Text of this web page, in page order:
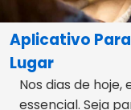
Aplicativo Para
Lugar
Nos dias de
essencial. Seja